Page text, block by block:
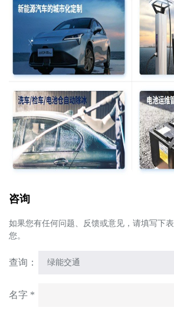
咨询
如果您有任何问题、反馈或意见，请填写下
您。
查询：
名字 *